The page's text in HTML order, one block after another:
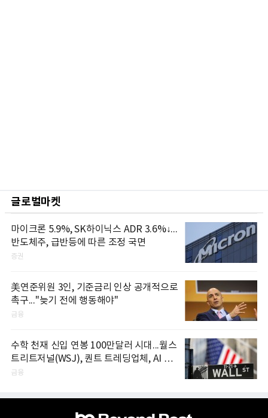
글로벌마켓
마이크론 5.9%, SK하이닉스 ADR 3.6%↓...
반도체주, 급반등에 따른 조정 국면
증권
美연준위원 3인, 기준금리 인상 공개적으로
촉구..."늦기 전에 행동해야"
금융
수학 천재 신입 연봉 100만달러 시대...월스
트리트저널(WSJ), 퀀트 트레딩업체, AI 기
업들 인재 확보 경쟁
금융